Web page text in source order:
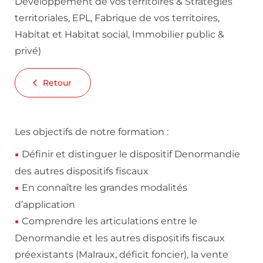
territoriales, EPL, Fabrique de vos territoires,
Habitat et Habitat social, Immobilier public &
privé)
Retour
Les objectifs de notre formation :
Définir et distinguer le dispositif Denormandie
des autres dispositifs fiscaux
En connaître les grandes modalités
d’application
Comprendre les articulations entre le
Denormandie et les autres dispositifs fiscaux
préexistants (Malraux, déficit foncier), la vente